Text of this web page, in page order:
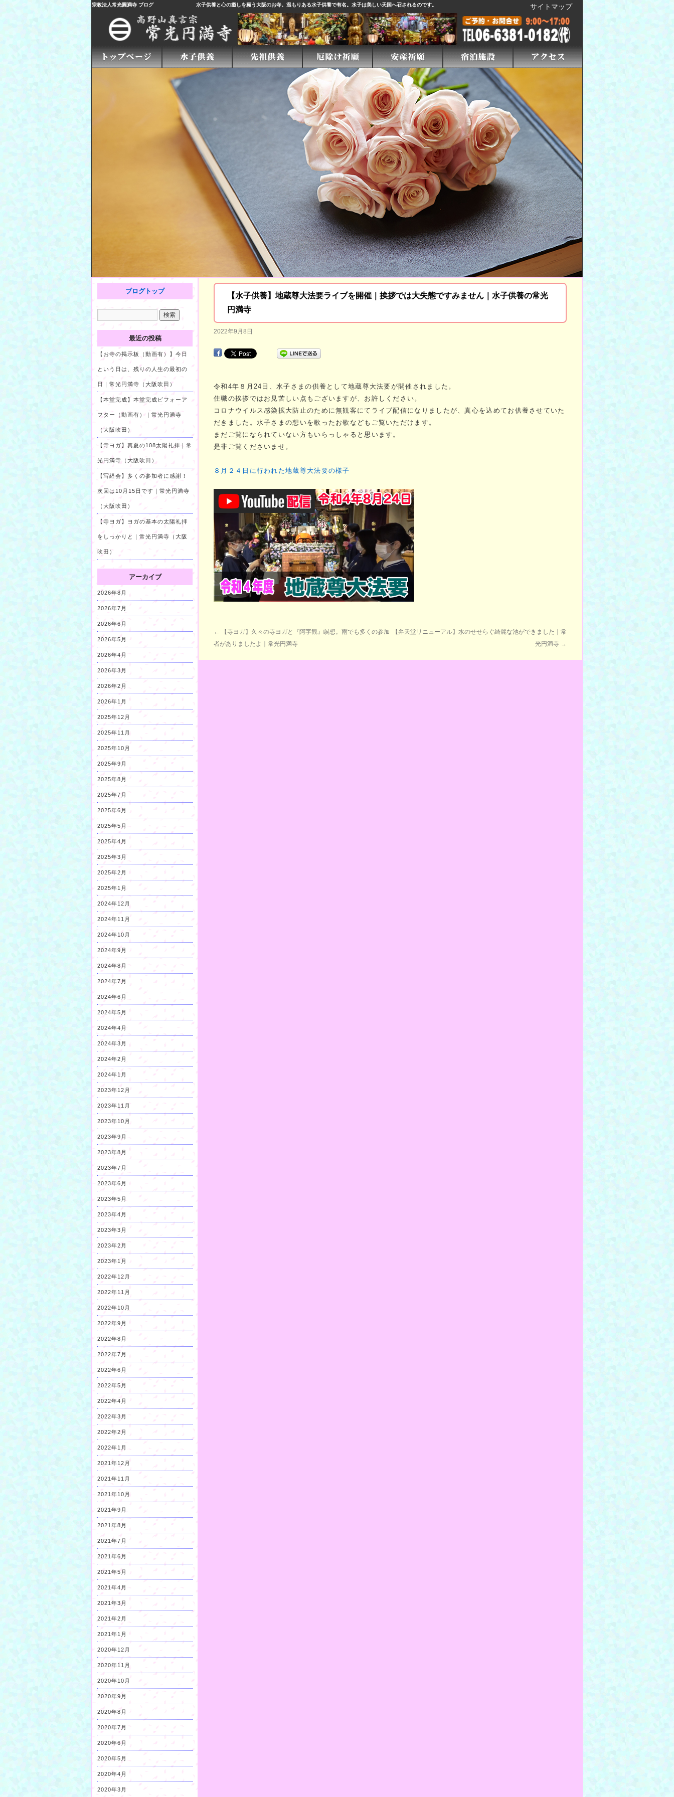
宗教法人常光圓満寺 ブログ 水子供養と心の癒しを願う大阪のお寺。温もりある水子供養で有名。水子は美しい天国へ召されるのです。 サイトマップ
【水子供養】地蔵尊大法要ライブを開催｜挨拶では大失態ですみません｜水子供養の常光
円満寺
2022年9月8日
令和4年８月24日、水子さまの供養として地蔵尊大法要が開催されました。
住職の挨拶ではお見苦しい点もございますが、お許しください。
コロナウイルス感染拡大防止のために無観客にてライブ配信になりましたが、真心を込めてお供養させていた
だきました。水子さまの想いを歌ったお歌などもご覧いただけます。
まだご覧になられていない方もいらっしゃると思います。
是非ご覧くださいませ。
８月２４日に行われた地蔵尊大法要の様子
←
【寺ヨガ】久々の寺ヨガと『阿字観』瞑想。雨でも多くの参加
者がありましたよ｜常光円満寺
【弁天堂リニューアル】水のせせらぐ綺麗な池ができました｜常
光円満寺 →
ブログトップ
最近の投稿
【お寺の掲示板（動画有）】今日
という日は、残りの人生の最初の
日｜常光円満寺（大阪吹田）
【本堂完成】本堂完成ビフォーア
フター（動画有）｜常光円満寺
（大阪吹田）
【寺ヨガ】真夏の108太陽礼拝｜常
光円満寺（大阪吹田）
【写経会】多くの参加者に感謝！
次回は10月15日です｜常光円満寺
（大阪吹田）
【寺ヨガ】ヨガの基本の太陽礼拝
をしっかりと｜常光円満寺（大阪
吹田）
アーカイブ
2026年8月
2026年7月
2026年6月
2026年5月
2026年4月
2026年3月
2026年2月
2026年1月
2025年12月
2025年11月
2025年10月
2025年9月
2025年8月
2025年7月
2025年6月
2025年5月
2025年4月
2025年3月
2025年2月
2025年1月
2024年12月
2024年11月
2024年10月
2024年9月
2024年8月
2024年7月
2024年6月
2024年5月
2024年4月
2024年3月
2024年2月
2024年1月
2023年12月
2023年11月
2023年10月
2023年9月
2023年8月
2023年7月
2023年6月
2023年5月
2023年4月
2023年3月
2023年2月
2023年1月
2022年12月
2022年11月
2022年10月
2022年9月
2022年8月
2022年7月
2022年6月
2022年5月
2022年4月
2022年3月
2022年2月
2022年1月
2021年12月
2021年11月
2021年10月
2021年9月
2021年8月
2021年7月
2021年6月
2021年5月
2021年4月
2021年3月
2021年2月
2021年1月
2020年12月
2020年11月
2020年10月
2020年9月
2020年8月
2020年7月
2020年6月
2020年5月
2020年4月
2020年3月